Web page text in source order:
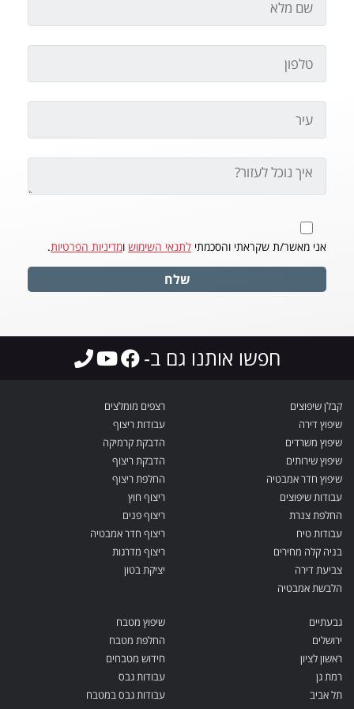
אני מאשר/ת שקראתי והסכמתי לתנאי השימוש ומדיניות הפרטיות.
שלח
חפשו אותנו גם ב-
קבלן שיפוצים
שיפוץ דירה
שיפוץ משרדים
שיפוץ שירותים
שיפוץ חדר אמבטיה
עבודות שיפוצים
החלפת צנרת
עבודות טיח
בניה קלה מחירים
צביעת דירה
הלבשת אמבטיה
רצפים מומלצים
עבודות ריצוף
הדבקת קרמיקה
הדבקת ריצוף
החלפת ריצוף
ריצוף חוץ
ריצוף פנים
ריצוף חדר אמבטיה
ריצוף מדרגות
יציקת בטון
גבעתיים
ירושלים
ראשון לציון
רמת גן
תל אביב
שיפוץ מטבח
החלפת מטבח
חידוש מטבחים
עבודות גבס
עבודות גבס במטבח